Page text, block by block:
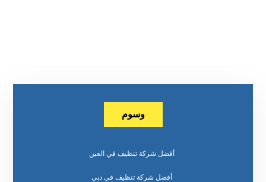
وسوم
أفضل شركة تنظيف في العين
أفضل شركة تنظيف في دبي